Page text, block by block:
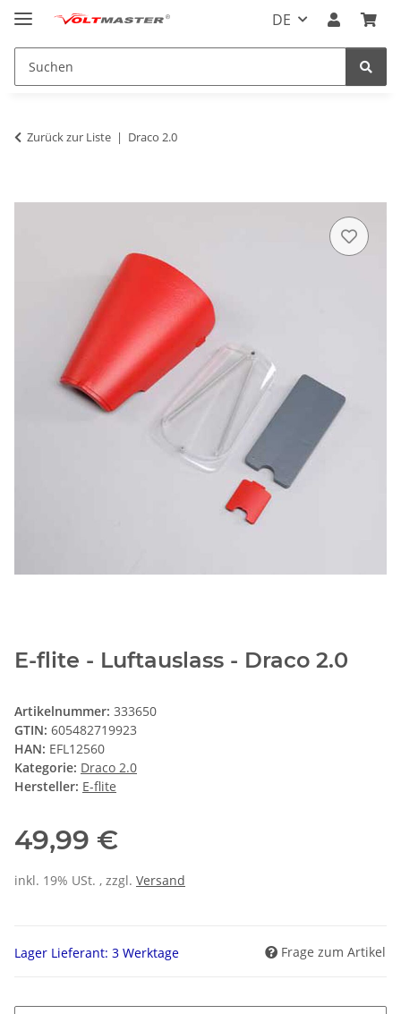
DE
Zurück zur Liste Draco 2.0
E-flite - Luftauslass - Draco 2.0
Artikelnummer: 333650
GTIN: 605482719923
HAN: EFL12560
Kategorie: Draco 2.0
Hersteller: E-flite
49,99 €
inkl. 19% USt. , zzgl. Versand
Lager Lieferant: 3 Werktage Frage zum Artikel